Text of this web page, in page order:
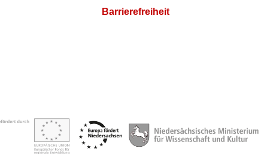
Barrierefreiheit